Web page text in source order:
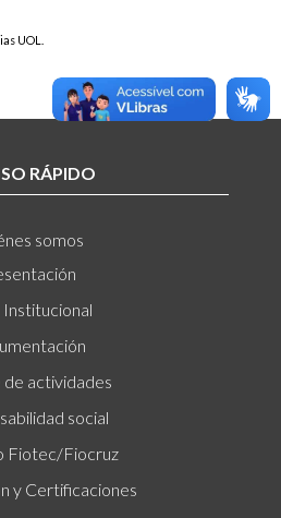
UOL.
RÁPIDO
somos
Institucional
actividades
social
Fiotec/Fiocruz
y Certificaciones